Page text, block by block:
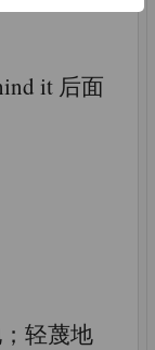
it 后面
轻蔑地